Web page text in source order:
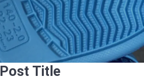
Post Title